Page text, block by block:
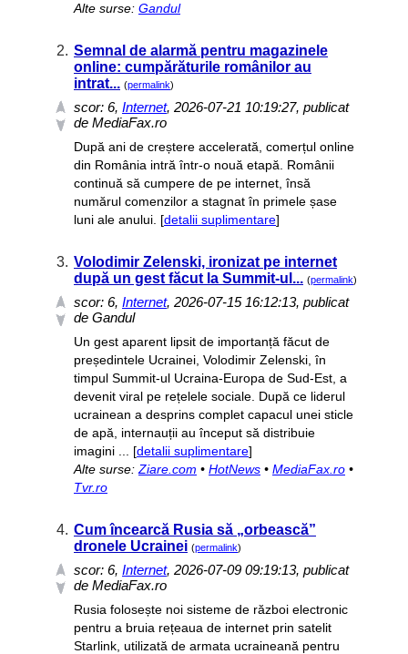
Alte surse: Gandul
2. Semnal de alarmă pentru magazinele
online: cumpărăturile românilor au
intrat... (permalink)
scor: 6, Internet, 2026-07-21 10:19:27, publicat
de MediaFax.ro
După ani de creștere accelerată, comerțul online
din România intră într-o nouă etapă. Românii
continuă să cumpere de pe internet, însă
numărul comenzilor a stagnat în primele șase
luni ale anului. [detalii suplimentare]
3. Volodimir Zelenski, ironizat pe internet
după un gest făcut la Summit-ul... (permalink)
scor: 6, Internet, 2026-07-15 16:12:13, publicat
de Gandul
Un gest aparent lipsit de importanță făcut de
președintele Ucrainei, Volodimir Zelenski, în
timpul Summit-ul Ucraina-Europa de Sud-Est, a
devenit viral pe rețelele sociale. După ce liderul
ucrainean a desprins complet capacul unei sticle
de apă, internauții au început să distribuie
imagini ... [detalii suplimentare]
Alte surse: Ziare.com • HotNews • MediaFax.ro •
Tvr.ro
4. Cum încearcă Rusia să „orbească”
dronele Ucrainei (permalink)
scor: 6, Internet, 2026-07-09 09:19:13, publicat
de MediaFax.ro
Rusia folosește noi sisteme de război electronic
pentru a bruia rețeaua de internet prin satelit
Starlink, utilizată de armata ucraineană pentru